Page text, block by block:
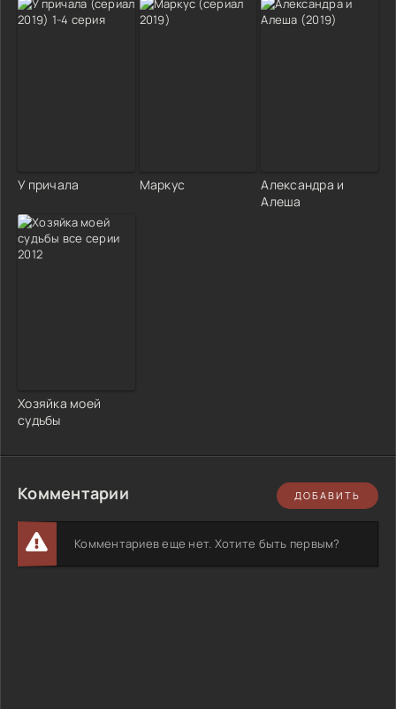
У причала Маркус
Александра и
Алеша
Хозяйка моей
судьбы
Комментарии ДОБАВИТЬ
Комментариев еще нет. Хотите быть первым?